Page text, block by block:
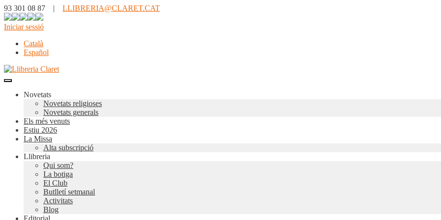
93 301 08 87 | LLIBRERIA@CLARET.CAT
Iniciar sessió
Català
Español
Novetats
Novetats religioses
Novetats generals
Els més venuts
Estiu 2026
La Missa
Alta subscripció
Llibreria
Qui som?
La botiga
El Club
Butlletí setmanal
Activitats
Blog
Editorial